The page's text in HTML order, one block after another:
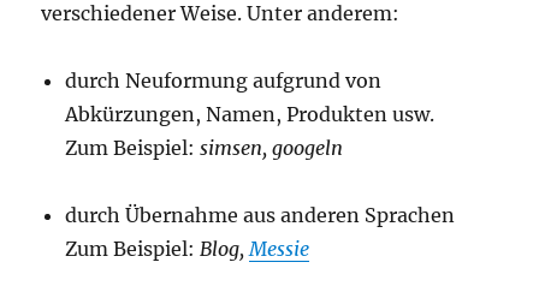
verschiedener Weise. Unter anderem:
durch Neuformung aufgrund von
Abkürzungen, Namen, Produkten usw.
Zum Beispiel:simsen, googeln
durch Übernahme aus anderen Sprachen
Zum Beispiel:Blog,Messie